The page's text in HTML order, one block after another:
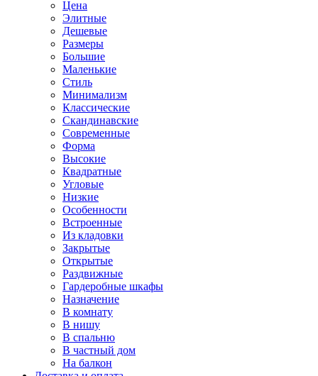
Цена
Элитные
Дешевые
Размеры
Большие
Маленькие
Стиль
Минимализм
Классические
Скандинавские
Современные
Форма
Высокие
Квадратные
Угловые
Низкие
Особенности
Встроенные
Из кладовки
Закрытые
Открытые
Раздвижные
Гардеробные шкафы
Назначение
В комнату
В нишу
В спальню
В частный дом
На балкон